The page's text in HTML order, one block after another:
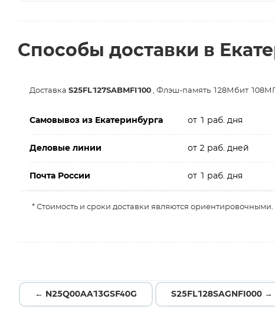
Способы доставки в
Доставка S25FL127SABMFI100 , Флэш-память 128Мбит
Самовывоз из Екатеринбурга от 1 раб. дня
Деловые линии от 2 раб. дней
Почта России от 1 раб. дня
* Стоимость и сроки доставки являются
← N25Q00AA13GSF40G S25FL128SAGNFI000 →